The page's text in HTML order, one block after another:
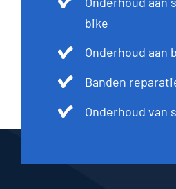
bike
Onderhoud aan
Banden
Onderhoud van